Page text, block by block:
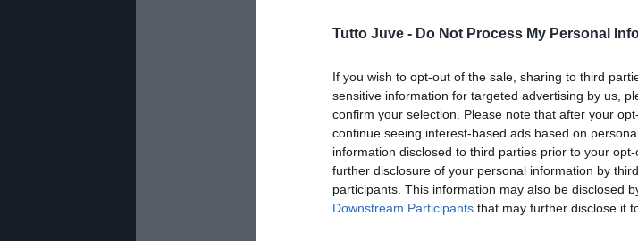
Tutto Juve - Do Not Process My Personal
If you wish to opt-out of the sale, sharing to third
sensitive information for targeted advertising by us,
confirm your selection. Please note that after your
continue seeing interest-based ads based on
information disclosed to third parties prior to your
further disclosure of your personal information by
participants. This information may also be disclosed
Downstream Participants that may further disclose it